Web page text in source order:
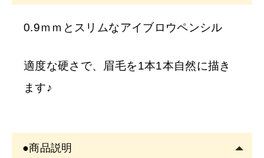
をご記入くださ
※サロン名を 「個人名」でご登録の方は、
ご注文をキャ
了承ください。
方
0.9ｍｍとスリムなアイブロウペンシル
適度な硬さで、眉毛を1本1本自然に描き
ます♪
●商品説明